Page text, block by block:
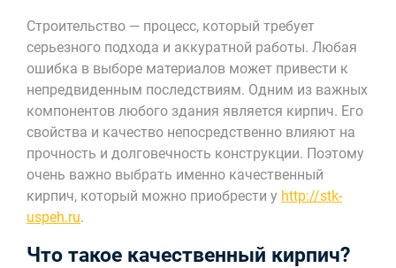
Строительство — процесс, который требует
серьезного подхода и аккуратной работы. Любая
ошибка в выборе материалов может привести к
непредвиденным последствиям. Одним из важных
компонентов любого здания является кирпич. Его
свойства и качество непосредственно влияют на
прочность и долговечность конструкции. Поэтому
очень важно выбрать именно качественный
кирпич, который можно приобрести у http://stk-
uspeh.ru.
Что такое качественный кирпич?